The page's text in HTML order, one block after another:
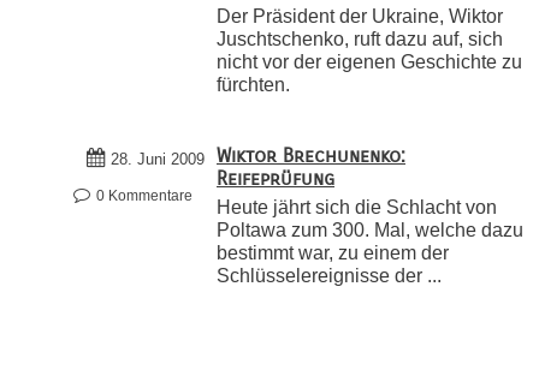
Der Präsident der Ukraine, Wiktor
Juschtschenko, ruft dazu auf, sich
nicht vor der eigenen Geschichte zu
fürchten.
28. Juni 2009
0 Kommentare
Wiktor Brechunenko:
Reifeprüfung
Heute jährt sich die Schlacht von
Poltawa zum 300. Mal, welche dazu
bestimmt war, zu einem der
Schlüsselereignisse der ...